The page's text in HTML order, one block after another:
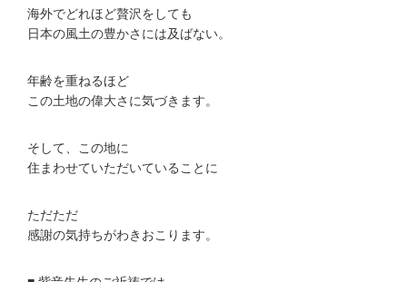
海外でどれほど贅沢をしても
日本の風土の豊かさには及ばない。
年齢を重ねるほど
この土地の偉大さに気づきます。
そして、この地に
住まわせていただいていることに
ただただ
感謝の気持ちがわきおこります。